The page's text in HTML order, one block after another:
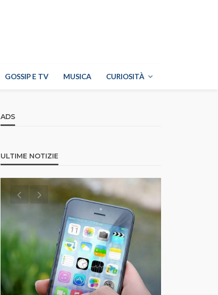
GOSSIP E TV MUSICA CURIOSITÀ
ADS
ULTIME NOTIZIE